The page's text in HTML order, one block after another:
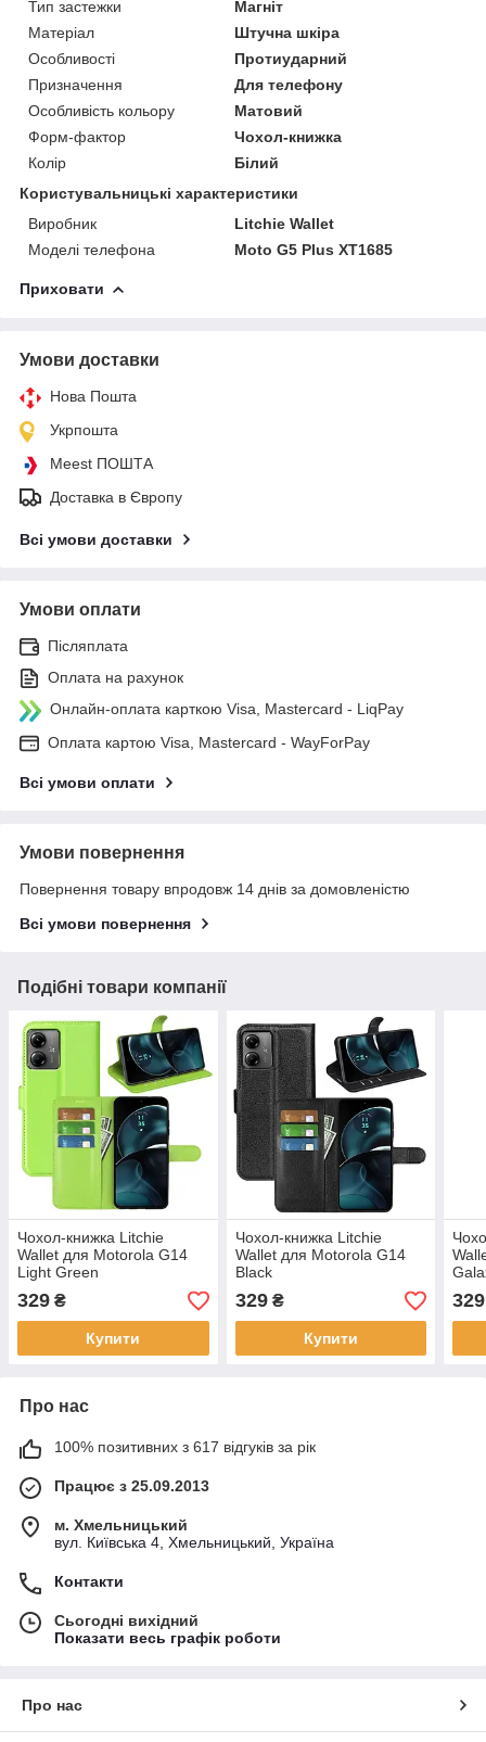
Тип застежки
Магніт
Матеріал
Штучна шкіра
Особливості
Протиударний
Призначення
Для телефону
Особливість кольору
Матовий
Форм-фактор
Чохол-книжка
Колір
Білий
Користувальницькі характеристики
Виробник
Litchie Wallet
Моделі телефона
Moto G5 Plus XT1685
Приховати
Умови доставки
Нова Пошта
Укрпошта
Meest ПОШТА
Доставка в Європу
Всі умови доставки
Умови оплати
Післяплата
Оплата на рахунок
Онлайн-оплата карткою Visa, Mastercard - LiqPay
Оплата картою Visa, Mastercard - WayForPay
Всі умови оплати
Умови повернення
Повернення товару впродовж 14 днів за домовленістю
Всі умови повернення
Подібні товари компанії
Чохол-книжка Litchie
Wallet для Motorola G14
Light Green
329 ₴
Купити
Чохол-книжка Litchie
Wallet для Motorola G14
Black
329₴
Купити
329
Про нас
100% позитивних з 617 відгуків за рік
Працює з 25.09.2013
м. Хмельницький
вул. Київська 4, Хмельницький, Україна
Контакти
Сьогодні вихідний
Показати весь графік роботи
Про нас